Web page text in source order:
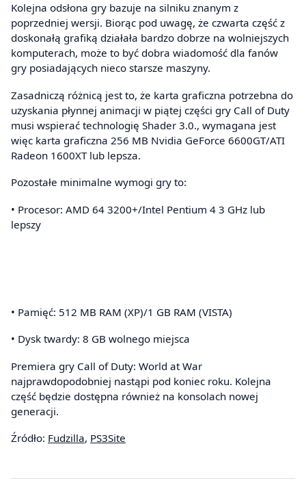
Kolejna odsłona gry bazuje na silniku znanym z
poprzedniej wersji. Biorąc pod uwagę, że czwarta część z
doskonałą grafiką działała bardzo dobrze na wolniejszych
komputerach, może to być dobra wiadomość dla fanów
gry posiadających nieco starsze maszyny.
Zasadniczą różnicą jest to, że karta graficzna potrzebna do
uzyskania płynnej animacji w piątej części gry Call of Duty
musi wspierać technologię Shader 3.0., wymagana jest
więc karta graficzna 256 MB Nvidia GeForce 6600GT/ATI
Radeon 1600XT lub lepsza.
Pozostałe minimalne wymogi gry to:
• Procesor: AMD 64 3200+/Intel Pentium 4 3 GHz lub
lepszy
• Pamięć: 512 MB RAM (XP)/1 GB RAM (VISTA)
• Dysk twardy: 8 GB wolnego miejsca
Premiera gry Call of Duty: World at War
najprawdopodobniej nastąpi pod koniec roku. Kolejna
część będzie dostępna również na konsolach nowej
generacji.
Źródło: Fudzilla, PS3Site